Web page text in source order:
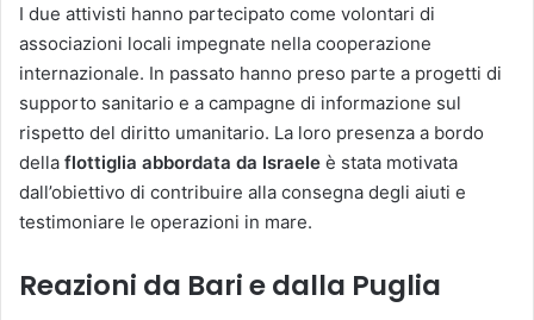
I due attivisti hanno partecipato come volontari di
associazioni locali impegnate nella cooperazione
internazionale. In passato hanno preso parte a progetti di
supporto sanitario e a campagne di informazione sul
rispetto del diritto umanitario. La loro presenza a bordo
della flottiglia abbordata da Israele è stata motivata
dall’obiettivo di contribuire alla consegna degli aiuti e
testimoniare le operazioni in mare.
Reazioni da Bari e dalla Puglia